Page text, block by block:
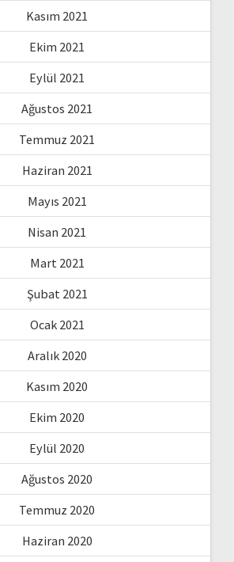
Kasım 2021
Ekim 2021
Eylül 2021
Ağustos 2021
Temmuz 2021
Haziran 2021
Mayıs 2021
Nisan 2021
Mart 2021
Şubat 2021
Ocak 2021
Aralık 2020
Kasım 2020
Ekim 2020
Eylül 2020
Ağustos 2020
Temmuz 2020
Haziran 2020